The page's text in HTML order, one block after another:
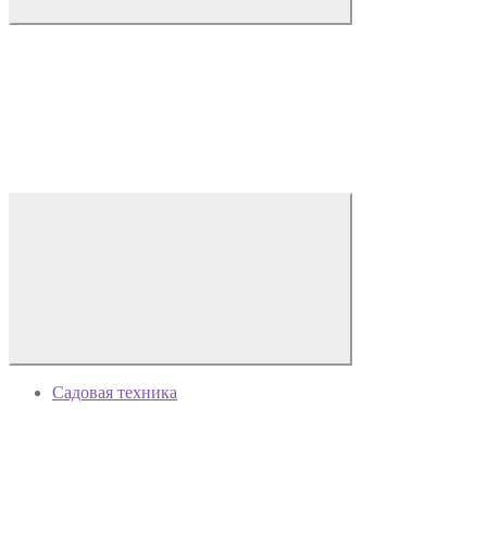
Садовая техника